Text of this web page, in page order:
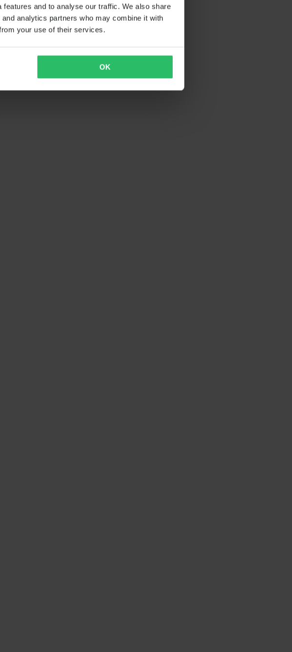
and to analyse our traffic. We also share
analytics partners who may combine it with
your use of their services.
OK